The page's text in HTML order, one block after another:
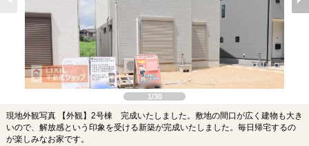
1/30
現地外観写真 【外観】2号棟 完成いたしました。敷地の間口が広く建物も大き
いので、解放感という印象を受ける新築が完成いたしました。毎日帰宅するの
が楽しみなお家です。